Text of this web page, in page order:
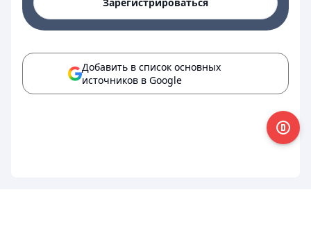
Добавить в список основных
источников в Google